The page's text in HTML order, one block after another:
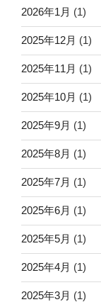
2026年1月 (1)
2025年12月 (1)
2025年11月 (1)
2025年10月 (1)
2025年9月 (1)
2025年8月 (1)
2025年7月 (1)
2025年6月 (1)
2025年5月 (1)
2025年4月 (1)
2025年3月 (1)